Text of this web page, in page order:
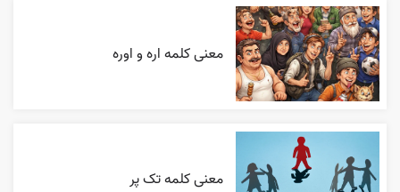
معنی کلمه اره و اوره
معنی کلمه تک پر